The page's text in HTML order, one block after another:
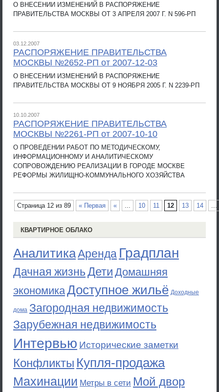
О ВНЕСЕНИИ ИЗМЕНЕНИЙ В РАСПОРЯЖЕНИЕ
ПРАВИТЕЛЬСТВА МОСКВЫ ОТ 3 АПРЕЛЯ 2007 Г. N 596-РП
03.12.2007
РАСПОРЯЖЕНИЕ ПРАВИТЕЛЬСТВА
МОСКВЫ №2652-РП от 2007-12-03
О ВНЕСЕНИИ ИЗМЕНЕНИЙ В РАСПОРЯЖЕНИЕ
ПРАВИТЕЛЬСТВА МОСКВЫ ОТ 9 НОЯБРЯ 2005 Г. N 2239-РП
10.10.2007
РАСПОРЯЖЕНИЕ ПРАВИТЕЛЬСТВА
МОСКВЫ №2261-РП от 2007-10-10
О ПРОВЕДЕНИИ РАБОТ ПО МЕТОДИЧЕСКОМУ,
ИНФОРМАЦИОННОМУ И АНАЛИТИЧЕСКОМУ
СОПРОВОЖДЕНИЮ РЕАЛИЗАЦИИ В ГОРОДЕ МОСКВЕ
РЕФОРМЫ ЖИЛИЩНО-КОММУНАЛЬНОГО ХОЗЯЙСТВА
Страница 12 из 89 « Первая « ... 10 11 12 13 14 ...
КВАРТИРНОЕ ОБЛАКО
АналитикаАренда Градплан
Дачная жизньДети Домашняя
экономикаДоступное жильё Доходные
дома Загородная недвижимость
Зарубежная недвижимость
Интервью Исторические заметки
Конфликты Купля-продажа
Махинации Метры в сети Мой двор